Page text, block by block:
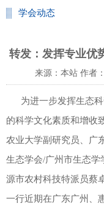
学会动态
转发：发挥专业优
来源：本站 作者
为进一步发挥生态科
的科学文化素质和增收
农业大学副研究员、广
生态学会/广州市生态
源市农村科技特派员蔡
一行近期在广东广州、